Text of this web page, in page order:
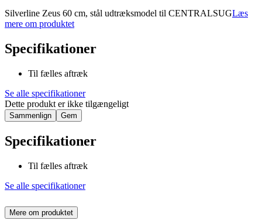
Silverline Zeus 60 cm, stål udtræksmodel til CENTRALSUGLæs
mere om produktet
Specifikationer
Til fælles aftræk
Se alle specifikationer
Dette produkt er ikke tilgængeligt
Sammenlign Gem
Specifikationer
Til fælles aftræk
Se alle specifikationer
Mere om produktet